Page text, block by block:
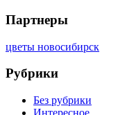
Партнеры
цветы новосибирск
Рубрики
Без рубрики
Интересное